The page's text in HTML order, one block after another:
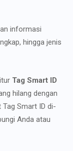
informasi
hingga jenis
Tag Smart ID
hilang dengan
Smart ID di-
Anda atau